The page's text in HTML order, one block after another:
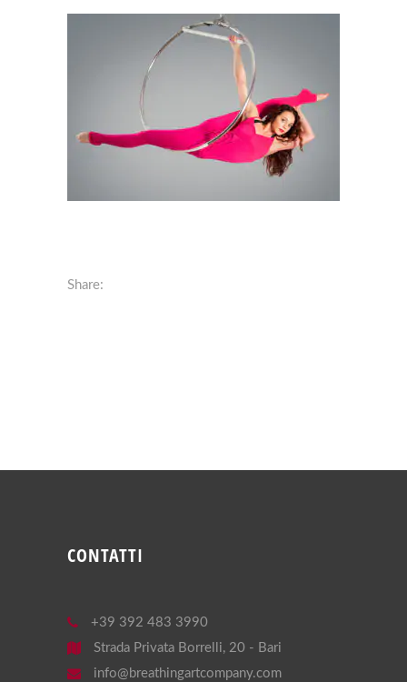
Share:
CONTATTI
+39 392 483 3990
Strada Privata Borrelli, 20 - Bari
info@breathingartcompany.com